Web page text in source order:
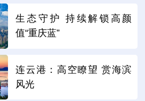
生态守护 持续解锁高颜
值“重庆蓝”
连云港：高空瞭望 赏海滨
风光